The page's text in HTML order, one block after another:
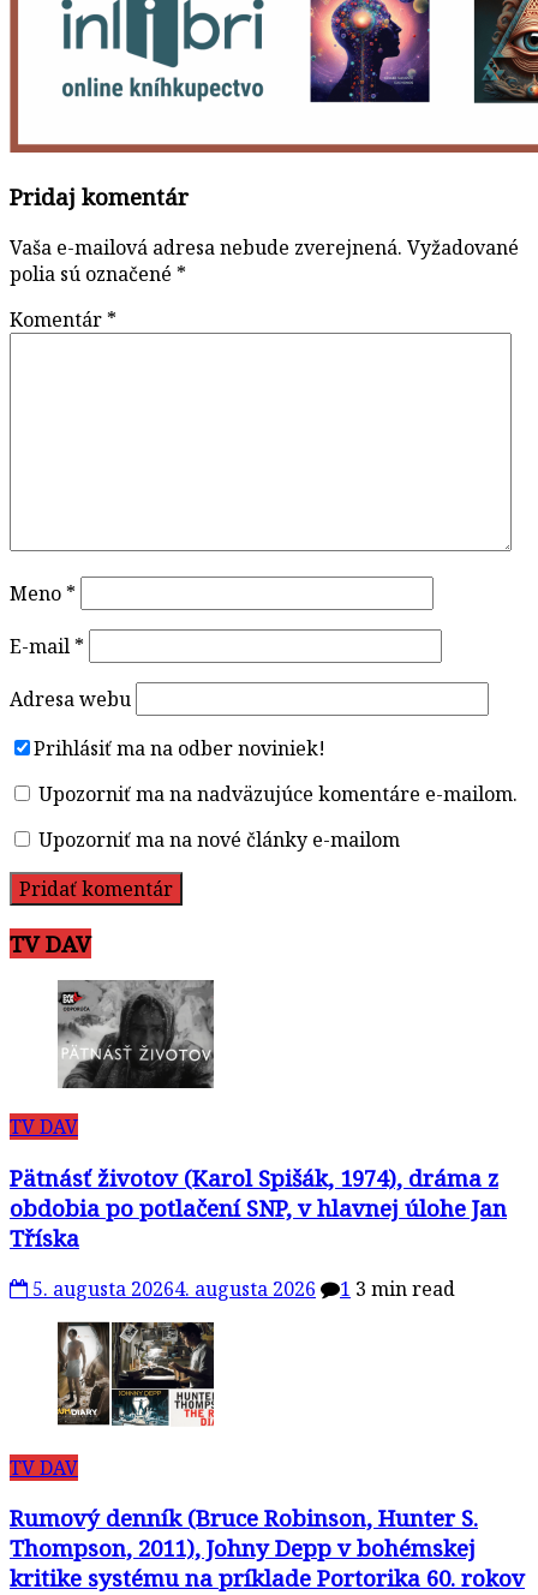
Pridaj komentár
Vaša e-mailová adresa nebude zverejnená. Vyžadované
polia sú označené *
Komentár *
Meno *
E-mail *
Adresa webu
Prihlásiť ma na odber noviniek!
Upozorniť ma na nadväzujúce komentáre e-mailom.
Upozorniť ma na nové články e-mailom
TV DAV
TV DAV
Pätnásť životov (Karol Spišák, 1974), dráma z
obdobia po potlačení SNP, v hlavnej úlohe Jan
Tříska
5. augusta 20264. augusta 2026 1 3 min read
TV DAV
Rumový denník (Bruce Robinson, Hunter S.
Thompson, 2011), Johny Depp v bohémskej
kritike systému na príklade Portorika 60. rokov